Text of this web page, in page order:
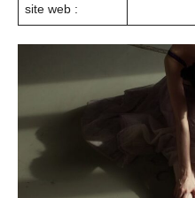
site web :